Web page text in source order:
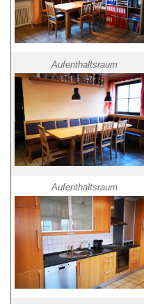
Aufenthaltsraum
Aufenthaltsraum